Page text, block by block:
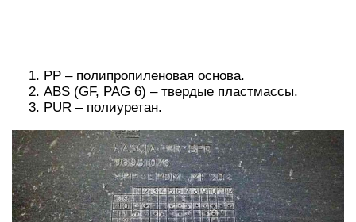
Для сварки пластика нужны высокие
температуры, например, для пропилена
подойдет 400-450°C, а для восстановления
конструкции из ABS не обойтись без 500°C.
Многие автовладельцы узнают,как
ремонтироватьбампер своими руками на видео,
где мастера применяют обыкновенный паяльник